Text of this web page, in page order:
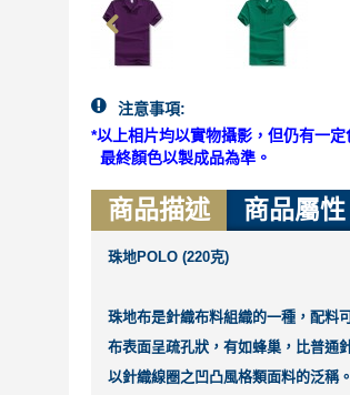
注意事項:
*以上相片均以實物攝影，但仍有一
最終顏色以製成品為準。
商品描述 商品屬性
珠地POLO (220克)
珠地布是針織布料組織的一種，配料
布表面呈疏孔狀，有如蜂巢，比普通
以針織線圈之凹凸風格類面料的泛稱